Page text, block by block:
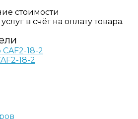
стоимости
в счёт на оплату товара.
18-2